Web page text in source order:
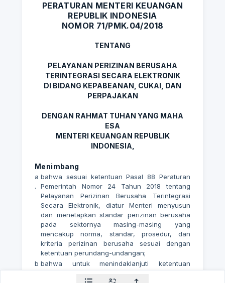
PERATURAN MENTERI KEUANGAN
REPUBLIK INDONESIA
NOMOR 71/PMK.04/2018
TENTANG
PELAYANAN PERIZINAN BERUSAHA
TERINTEGRASI SECARA ELEKTRONIK
DI BIDANG KEPABEANAN, CUKAI, DAN
PERPAJAKAN
DENGAN RAHMAT TUHAN YANG MAHA
ESA
MENTERI KEUANGAN REPUBLIK
INDONESIA,
Menimbang
a
.
bahwa sesuai ketentuan Pasal 88 Peraturan
Pemerintah Nomor 24 Tahun 2018 tentang
Pelayanan Perizinan Berusaha Terintegrasi
Secara Elektronik, diatur Menteri menyusun
dan menetapkan standar perizinan berusaha
pada sektornya masing-masing yang
mencakup norma, standar, prosedur, dan
kriteria perizinan berusaha sesuai dengan
ketentuan perundang-undangan;
b
.
bahwa untuk menindaklanjuti ketentuan
sebagaimana dimaksud dalam huruf a dan